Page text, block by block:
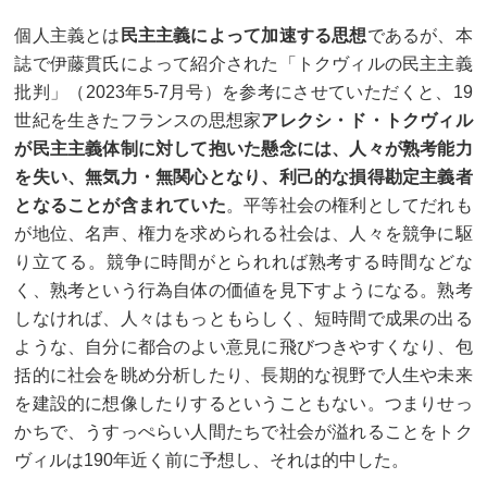
個人主義とは 民主主義によって加速する思想であるが、本
誌で伊藤貫氏によって紹介された「トクヴィルの民主主義
批判」（2023年5-7月号）を参考にさせていただくと、19
世紀を生きたフランスの思想家アレクシ・ド・トクヴィル
が民主主義体制に対して抱いた懸念には、人々が熟考能力
を失い、無気力・無関心となり、利己的な損得勘定主義者
となることが含まれていた。平等社会の権利としてだれも
が地位、名声、権力を求められる社会は、人々を競争に駆
り立てる。競争に時間がとられれば熟考する時間などな
く、熟考という行為自体の価値を見下すようになる。熟考
しなければ、人々はもっともらしく、短時間で成果の出る
ような、自分に都合のよい意見に飛びつきやすくなり、包
括的に社会を眺め分析したり、長期的な視野で人生や未来
を建設的に想像したりするということもない。つまりせっ
かちで、うすっぺらい人間たちで社会が溢れることをトク
ヴィルは190年近く前に予想し、それは的中した。